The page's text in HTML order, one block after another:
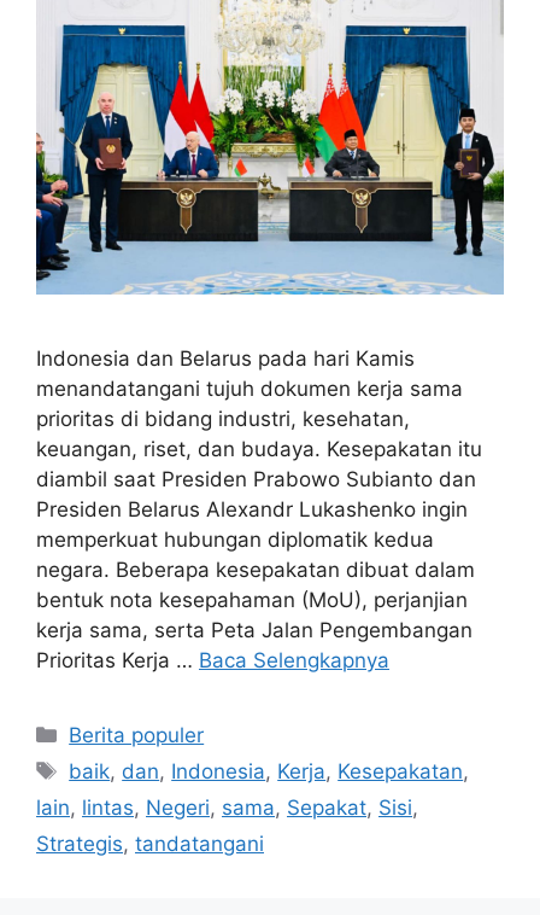
Indonesia dan Belarus pada hari Kamis
menandatangani tujuh dokumen kerja sama
prioritas di bidang industri, kesehatan,
keuangan, riset, dan budaya. Kesepakatan itu
diambil saat Presiden Prabowo Subianto dan
Presiden Belarus Alexandr Lukashenko ingin
memperkuat hubungan diplomatik kedua
negara. Beberapa kesepakatan dibuat dalam
bentuk nota kesepahaman (MoU), perjanjian
kerja sama, serta Peta Jalan Pengembangan
Prioritas Kerja … Baca Selengkapnya
Kategori
Berita populer
Tag
baik, dan, Indonesia, Kerja, Kesepakatan,
lain, lintas, Negeri, sama, Sepakat, Sisi,
Strategis, tandatangani